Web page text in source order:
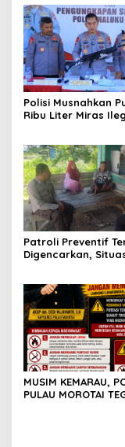
Polisi Musnahkan
Ribu Liter Miras
Lintas Negara
Patroli Preventif
Digencarkan,
Kondusif
MUSIM KEMARAU,
PULAU MOROTAI